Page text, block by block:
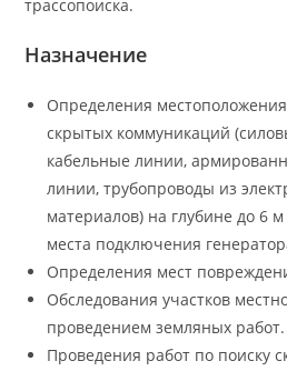
трассопоиска.
Назначение
Определения
скрытых коммуникаций
кабельные линии,
линии, трубопроводы из
материалов) на глубине до 6
места подключения
Определения мест
Обследования участков
проведением земляных работ.
Проведения работ по поиску